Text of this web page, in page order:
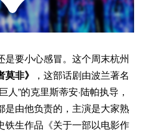
是要小心感冒。这个周末杭州
非》
，这部话剧由波兰著名
”的克里斯蒂安·陆帕执导，
是由他负责的，主演是大家熟
铁生作品《关于一部以电影作